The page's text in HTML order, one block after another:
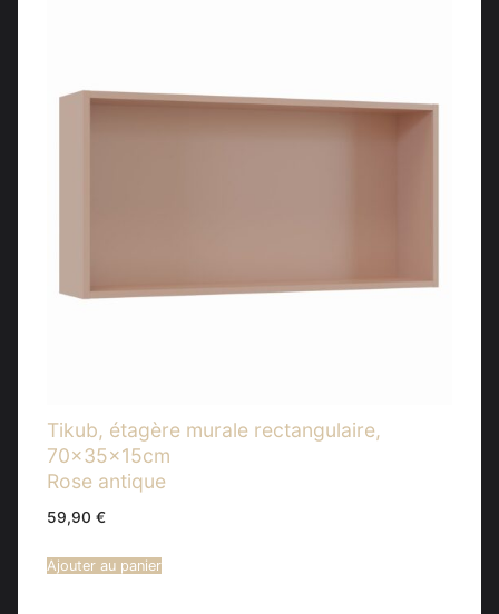
Tikub, étagère murale rectangulaire,
70x35x15cm
Rose antique
59,90 €
Ajouter au panier